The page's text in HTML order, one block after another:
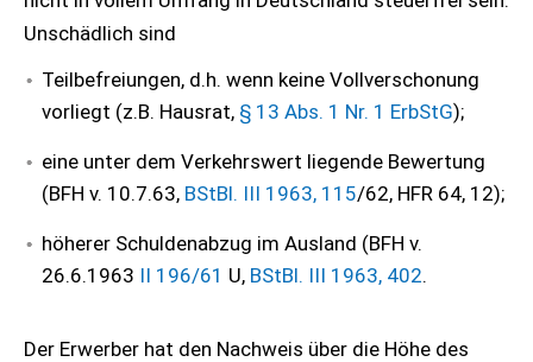
Unschädlich sind
Teilbefreiungen, d.h. wenn keine Vollverschonung
vorliegt (z.B. Hausrat, § 13 Abs. 1 Nr. 1 ErbStG);
eine unter dem Verkehrswert liegende Bewertung
(BFH v. 10.7.63, BStBl. III 1963, 115/62, HFR 64, 12);
höherer Schuldenabzug im Ausland (BFH v.
26.6.1963 II 196/61 U, BStBl. III 1963, 402.
Der Erwerber hat den Nachweis über die Höhe des